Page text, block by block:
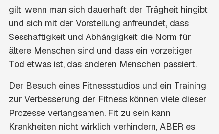
gilt, wenn man sich dauerhaft der Trägheit hingibt
und sich mit der Vorstellung anfreundet, dass
Sesshaftigkeit und Abhängigkeit die Norm für
ältere Menschen sind und dass ein vorzeitiger
Tod etwas ist, das anderen Menschen passiert.
Der Besuch eines Fitnessstudios und ein Training
zur Verbesserung der Fitness können viele dieser
Prozesse verlangsamen. Fit zu sein kann
Krankheiten nicht wirklich verhindern, ABER es